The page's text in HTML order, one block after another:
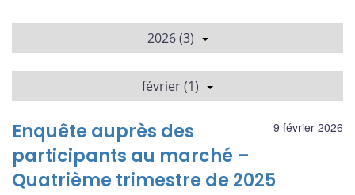
2026 (3)
février (1)
9 février 2026
Enquête auprès des
participants au marché –
Quatrième trimestre de 2025